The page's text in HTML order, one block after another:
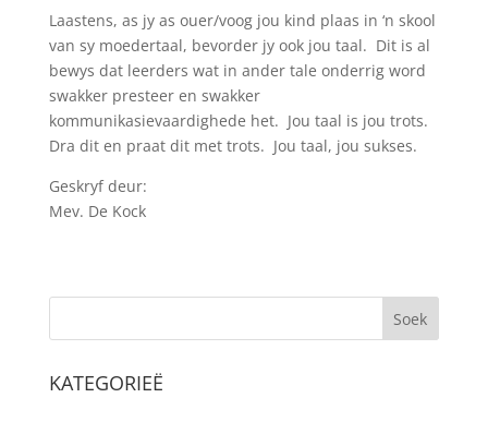
Laastens, as jy as ouer/voog jou kind plaas in ‘n skool
van sy moedertaal, bevorder jy ook jou taal. Dit is al
bewys dat leerders wat in ander tale onderrig word
swakker presteer en swakker
kommunikasievaardighede het. Jou taal is jou trots.
Dra dit en praat dit met trots. Jou taal, jou sukses.
Geskryf deur:
Mev. De Kock
Soek
KATEGORIEË